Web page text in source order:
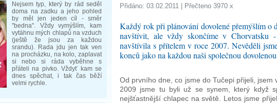
Nejsem typ, který by rád seděl
doma na zadku a jeho pohled
by měl jen jeden cíl - směr
"bedna". Vždy vymýšlím, kam
vytáhnu mých chlapů na vzduch
(ještě že jsou za každou
srandu). Rada jdu jen tak ven
na procházku, na kolo, zaplavat
si nebo si ráda vyběhne s
přáteli na pivko. Vždyť kam se
dnes spěchat, i tak čas běží
velmi rychle.
Přidáno: 03.02.2011 | Přečteno 3970 x
Každý rok při plánování dovolené přemýšlím o
navštívit, ale vždy skončíme v Chorvatsku
navštívila s přítelem v roce 2007. Nevěděli
konců jako na každou naši společnou
Od prvního dne, co jsme do Tučepi přijeli, jsem
2009 jsme tu byli už se synem, který když
nejšťastnější chlapec na světě. Letos jsme